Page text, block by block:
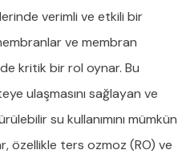
verimli ve etkili bir
ve membran
kritik bir rol oynar. Bu
ulaşmasını sağlayan ve
su kullanımını mümkün
özellikle ters ozmoz (RO) ve